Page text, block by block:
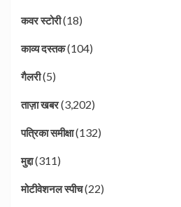
कवर स्टोरी(18)
काव्य दस्तक(104)
गैलरी(5)
ताज़ा खबर(3,202)
पत्रिका समीक्षा(132)
मुद्दा(311)
मोटीवेशनल स्पीच(22)